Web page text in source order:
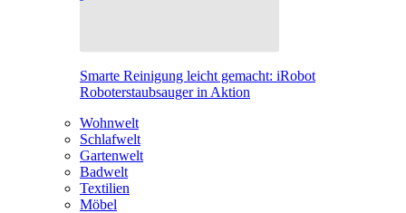
Smarte Reinigung leicht gemacht: iRobot
Roboterstaubsauger in Aktion
Wohnwelt
Schlafwelt
Gartenwelt
Badwelt
Textilien
Möbel